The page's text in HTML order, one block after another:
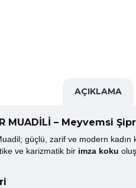
AÇIKLAMA
MUADİLİ – Meyvemsi
güçlü, zarif ve modern
ve karizmatik bir imza koku